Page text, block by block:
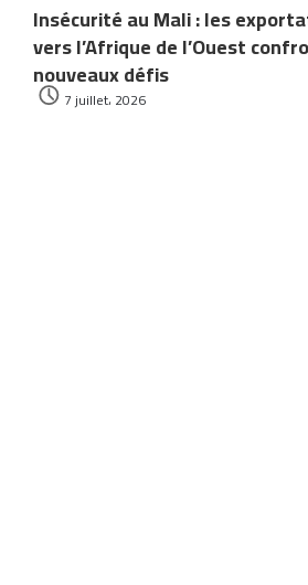
Insécurité au Mali : les
vers l’Afrique de l’Ouest
nouveaux défis
7 juillet، 2026